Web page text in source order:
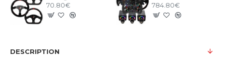
70.80€
784.80€
DESCRIPTION